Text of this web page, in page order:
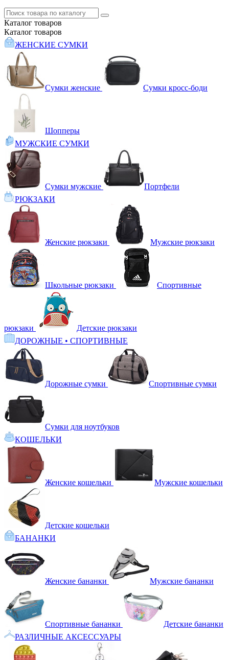
Каталог товаров
Каталог товаров
ЖЕНСКИЕ СУМКИ
Сумки женские Сумки кросс-боди
Шопперы
МУЖСКИЕ СУМКИ
Сумки мужские
Портфели
РЮКЗАКИ
Женские рюкзаки Мужские рюкзаки
Школьные рюкзаки Спортивные
рюкзаки
Детские рюкзаки
ДОРОЖНЫЕ • СПОРТИВНЫЕ
Дорожные сумки Спортивные сумки
Сумки для ноутбуков
КОШЕЛЬКИ
Женские кошельки Мужские кошельки
Детские кошельки
БАНАНКИ
Женские бананки Мужские бананки
Спортивные бананки
Детские бананки
РАЗЛИЧНЫЕ АКСЕССУАРЫ